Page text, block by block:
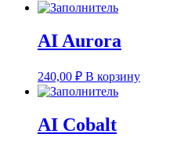
AI Aurora
240,00 ₽ В корзину
AI Cobalt